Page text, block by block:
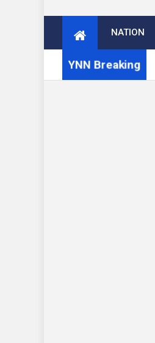
NATION
YNN Breaking
अगस्त को मनेगा नुआखाई